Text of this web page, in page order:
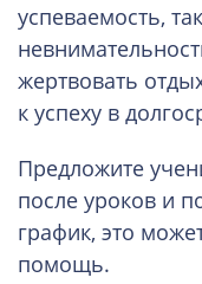
успеваемость,
жертвовать
к успеху в
Предложите
после уроков и
график, это
помощь.